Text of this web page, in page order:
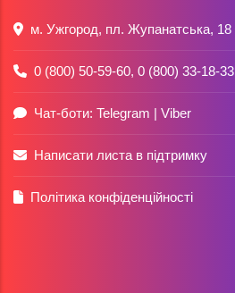
м. Ужгород, пл. Жупанатська, 18
0 (800) 50-59-60, 0 (800) 33-18-33
Чат-боти: Telegram | Viber
Написати листа в підтримку
Політика конфіденційності